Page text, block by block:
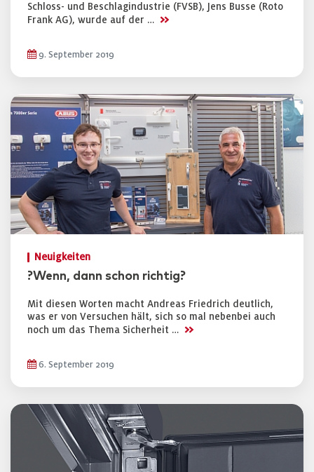
Schloss- und Beschlagindustrie (FVSB), Jens Busse (Roto
Frank AG), wurde auf der … >>
9. September 2019
Neuigkeiten
?Wenn, dann schon richtig?
Mit diesen Worten macht Andreas Friedrich deutlich,
was er von Versuchen hält, sich so mal nebenbei auch
noch um das Thema Sicherheit … >>
6. September 2019